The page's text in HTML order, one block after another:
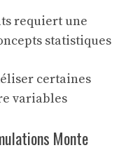
requiert une
statistiques
certaines
variables
Monte